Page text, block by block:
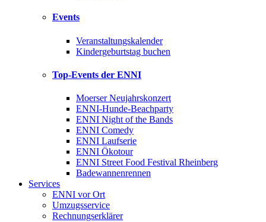
Events
Veranstaltungskalender
Kindergeburtstag buchen
Top-Events der ENNI
Moerser Neujahrskonzert
ENNI-Hunde-Beachparty
ENNI Night of the Bands
ENNI Comedy
ENNI Laufserie
ENNI Ökotour
ENNI Street Food Festival Rheinberg
Badewannenrennen
Services
ENNI vor Ort
Umzugsservice
Rechnungserklärer